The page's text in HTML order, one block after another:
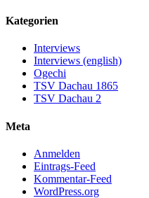
Kategorien
Interviews
Interviews (english)
Ogechi
TSV Dachau 1865
TSV Dachau 2
Meta
Anmelden
Eintrags-Feed
Kommentar-Feed
WordPress.org